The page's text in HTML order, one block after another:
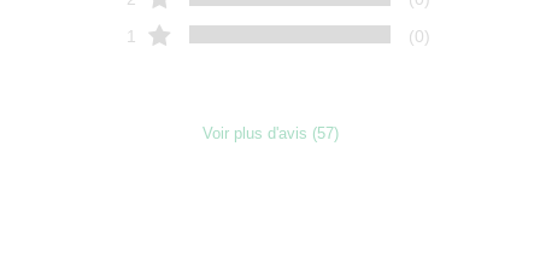
1
(0)
Voir plus d'avis (57)